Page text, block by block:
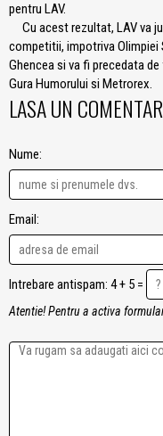
pentru LAV.
Cu acest rezultat, LAV va
competitii, impotriva Olimpiei
Ghencea si va fi precedata
Gura Humorului si Metrorex.
LASA UN
Nume:
Email:
Intrebare antispam: 4 + 5 =
Atentie! Pentru a activa